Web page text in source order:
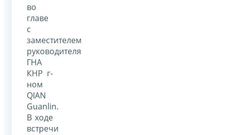
во
главе
с
заместителем
руководителя
ГНА
КНР г-
ном
QIAN
Guanlin.
В ходе
встречи